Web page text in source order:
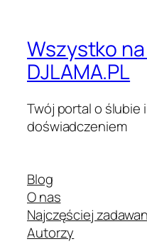
Wszystko
DJLAMA.PL
Twój portal o ślubie
doświadczeniem
Blog
O nas
Najczęściej
Autorzy